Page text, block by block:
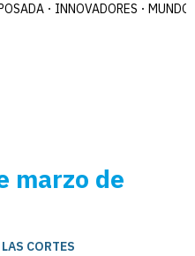
INNOVADORES MUNDO
marzo de
CORTES